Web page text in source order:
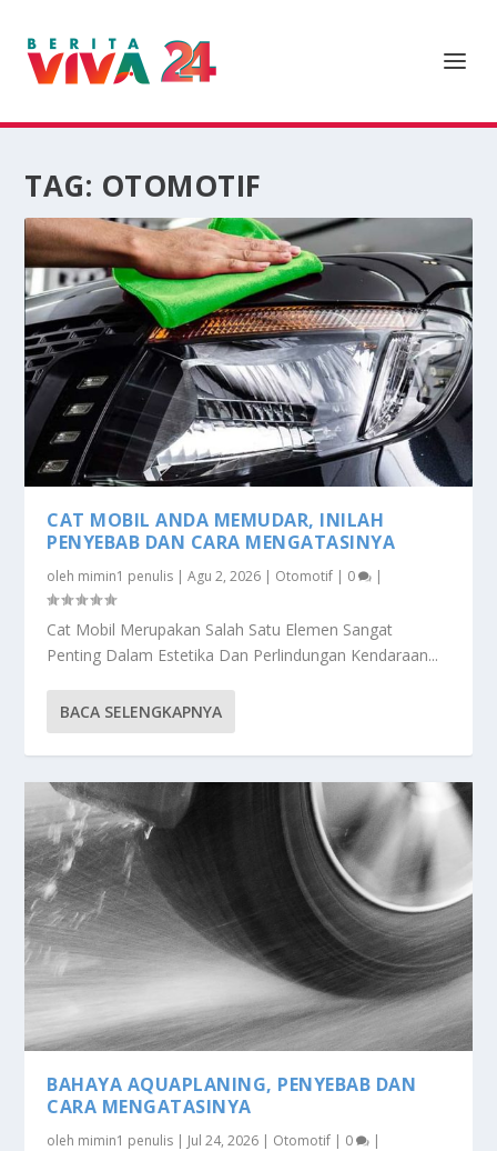
TAG: OTOMOTIF
CAT MOBIL ANDA MEMUDAR, INILAH
PENYEBAB DAN CARA MENGATASINYA
oleh mimin1 penulis |Agu 2, 2026 | Otomotif | 0 |
Cat Mobil Merupakan Salah Satu Elemen Sangat
Penting Dalam Estetika Dan Perlindungan Kendaraan...
BACA SELENGKAPNYA
BAHAYA AQUAPLANING, PENYEBAB DAN
CARA MENGATASINYA
oleh mimin1 penulis | Jul 24, 2026 | Otomotif | 0 |